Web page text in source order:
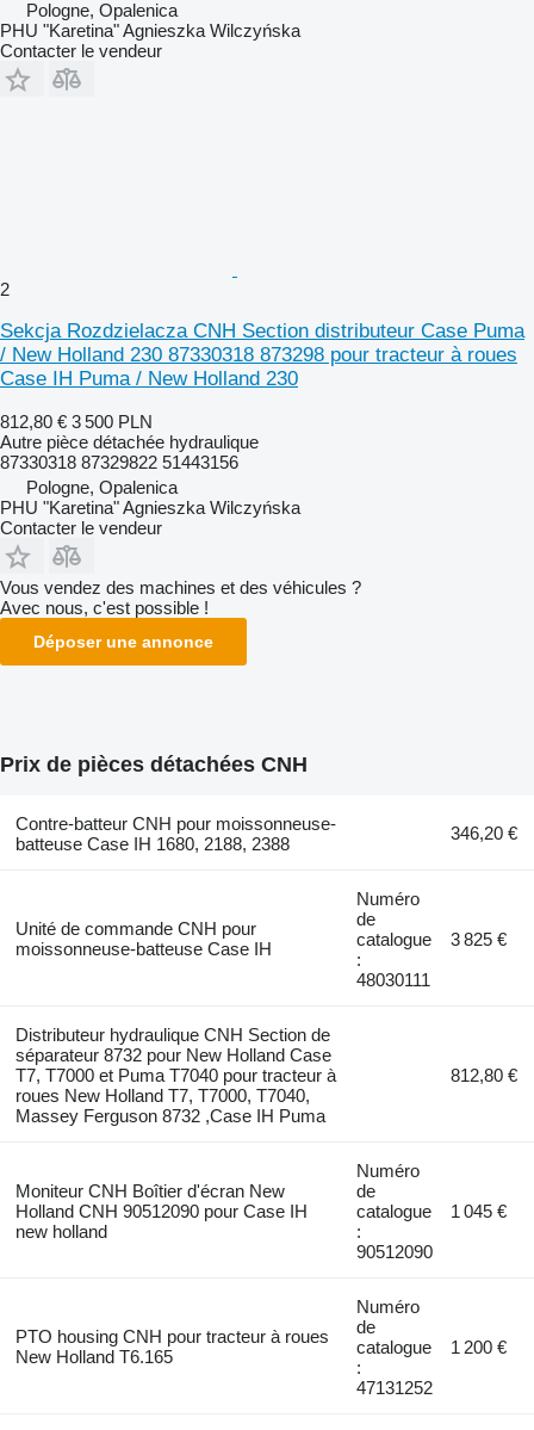
Pologne, Opalenica
PHU "Karetina" Agnieszka Wilczyńska
Contacter le vendeur
2
Sekcja Rozdzielacza CNH Section distributeur Case Puma
/ New Holland 230 87330318 873298 pour tracteur à roues
Case IH Puma / New Holland 230
812,80 € 3 500 PLN
Autre pièce détachée hydraulique
87330318 87329822 51443156
Pologne, Opalenica
PHU "Karetina" Agnieszka Wilczyńska
Contacter le vendeur
Vous vendez des machines et des véhicules ?
Avec nous, c'est possible !
Déposer une annonce
Prix de pièces détachées CNH
Contre-batteur CNH pour moissonneuse-
batteuse Case IH 1680, 2188, 2388
346,20 €
Unité de commande CNH pour
moissonneuse-batteuse Case IH
Numéro
de
catalogue
:
48030111
3 825 €
Distributeur hydraulique CNH Section de
séparateur 8732 pour New Holland Case
T7, T7000 et Puma T7040 pour tracteur à
roues New Holland T7, T7000, T7040,
Massey Ferguson 8732 ,Case IH Puma
812,80 €
Moniteur CNH Boîtier d'écran New
Holland CNH 90512090 pour Case IH
new holland
Numéro
de
catalogue
:
90512090
1 045 €
PTO housing CNH pour tracteur à roues
New Holland T6.165
Numéro
de
catalogue
:
47131252
1 200 €